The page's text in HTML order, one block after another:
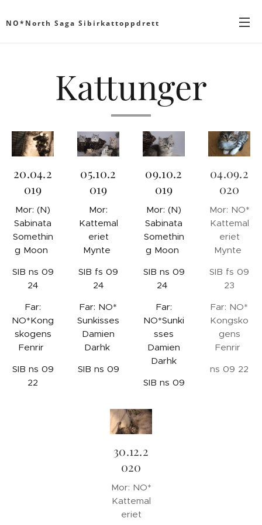
NO*North Saga Sibirkattoppdrett
Kattunger
20.04.2
019
Mor: (N)
Sabinata
Somethin
g Moon
SIB ns 09
24
Far:
NO*Kong
skogens
Fenrir
SIB ns 09
22
05.10.2
019
Mor:
Kattemal
eriet
Mynte
SIB fs 09
24
Far: NO*
Sunkisses
Damien
Darhk
SIB ns 09
09.10.2
019
Mor: (N)
Sabinata
Somethin
g Moon
SIB ns 09
24
Far:
NO*Sunki
sses
Damien
Darhk
SIB ns 09
04.09.2
020
Mor: NO*
Kattemal
eriet
Mynte
SIB fs 09
23
Far: NO*
Kongsko
gens
Fenrir
ns 09 22
30.12.2
020
Mor: NO*
Kattemal
eriet